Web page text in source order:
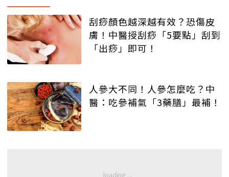
刮痧顏色越深越有效？恐傷皮
膚！中醫授刮痧「5要點」刮到
「出痧」即可！
人參大不同！人參怎麼吃？中
醫：吃參補氣「3藥膳」最補！